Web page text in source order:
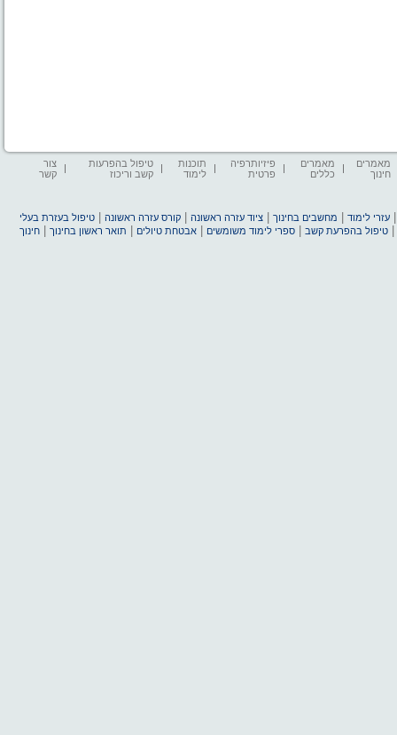
מאמרים
חינוך
מאמרים
כללים
פיזיותרפיה
פרטית
תוכנות
לימוד
טיפול בהפרעות
קשב וריכוז
צור
קשר
עזרי לימוד מחשבים בחינוך |ציוד עזרה ראשונה |קורס עזרה ראשונה |טיפול בעזרת בעלי
|טיפול בהפרעת קשב |ספרי לימוד משומשים |אבטחת טיולים תואר ראשון בחינוך |חינוך